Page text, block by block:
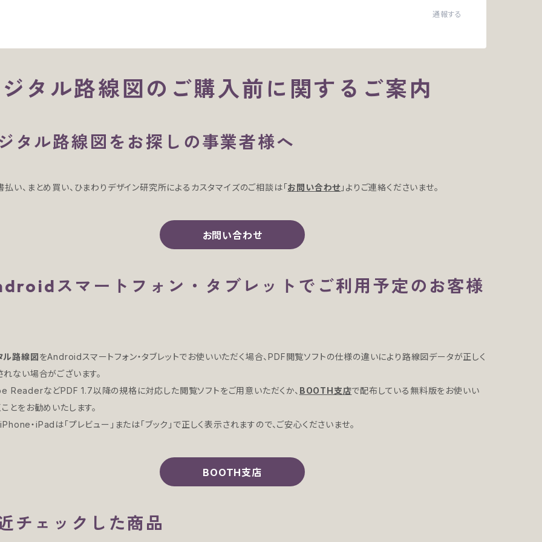
通報する
タル路線図のご購入前に関するご案内
タル路線図をお探しの事業者様へ
払い、まとめ買い、ひまわりデザイン研究所によるカスタマイズのご相談は「お問い合わせ 」よりご連絡くださいませ。
お問い合わせ
スマートフォン・タブレットでご利用予定のお客様
ル路線図をAndroidスマートフォン・タブレットでお使いいただく場合、PDF閲覧ソフトの仕様の違いにより路線図データが正しく
れない場合がございます。
ReaderなどPDF 1.7以降の規格に対応した閲覧ソフトをご用意いただくか、 BOOTH支店で配布している無料版をお使いい
とをお勧めいたします。
・iPadは「プレビュー」または「ブック」で正しく表示されますので、ご安心くださいませ。
BOOTH支店
チェックした商品